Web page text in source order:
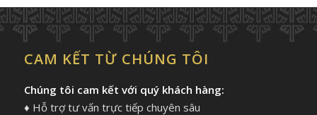
CAM KẾT TỪ CHÚNG TÔI
Chúng tôi cam kết với quý khách hàng:
♦ Hỗ trợ tư vấn trực tiếp chuyên sâu